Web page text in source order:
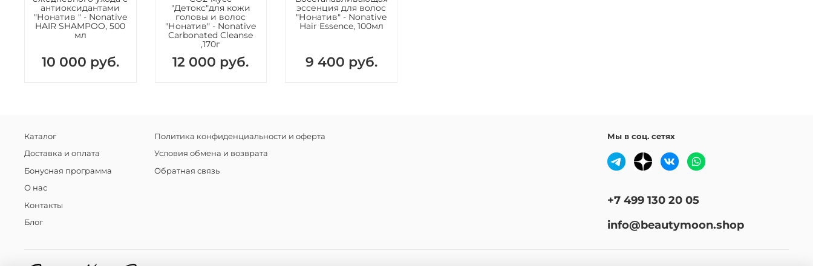
антиоксидантами
"Нонатив " - Nonative
HAIR SHAMPOO, 500
мл
10 000 руб.
"Детокс"для кожи
головы и волос
"Нонатив" - Nonative
Carbonated Cleanse
,170г
12 000 руб.
эссенция для волос
"Нонатив" - Nonative
Hair Essence, 100мл
9 400 руб.
Каталог
Доставка и оплата
Бонусная программа
О нас
Контакты
Блог
Политика конфиденциальности и оферта
Условия обмена и возврата
Обратная связь
Мы в соц. сетях
+7 499 130 20 05
info@beautymoon.shop